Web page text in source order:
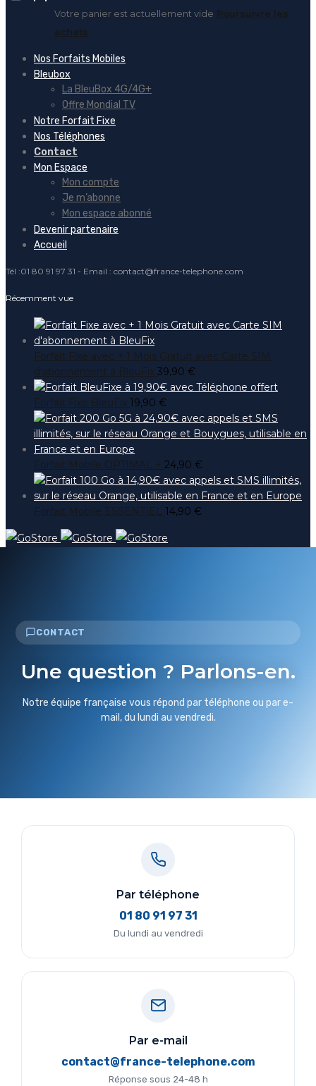
Votre panier est actuellement vide Poursuivre les
achats
Nos Forfaits Mobiles
Bleubox
La BleuBox 4G/4G+
Offre Mondial TV
Notre Forfait Fixe
Nos Téléphones
Contact
Mon Espace
Mon compte
Je m’abonne
Mon espace abonné
Devenir partenaire
Accueil
Tél :01 80 91 97 31 - Email : contact@france-telephone.com
Récemment vue
Forfait Fixe avec + 1 Mois Gratuit avec Carte SIM
d'abonnement à BleuFix 39,90 €
Forfait Fixe BleuFix 19,90 €
Forfait Mobile OPTIMAL + 24,90 €
Forfait Mobile ESSENTIEL 14,90 €
CONTACT
Une question ? Parlons-en.
Notre équipe française vous répond par téléphone ou par e-
mail, du lundi au vendredi.
Par téléphone
01 80 91 97 31
Du lundi au vendredi
Par e-mail
contact@france-telephone.com
Réponse sous 24-48 h